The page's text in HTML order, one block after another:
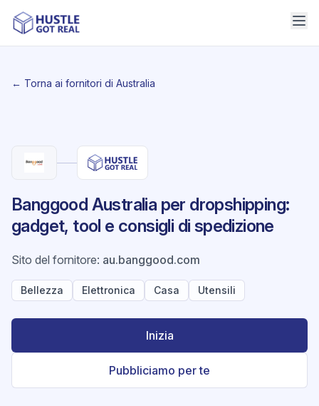
← Torna ai fornitori di Australia
Banggood Australia per dropshipping:
gadget, tool e consigli di spedizione
Sito del fornitore: au.banggood.com
Bellezza Elettronica Casa Utensili
Inizia
Pubbliciamo per te